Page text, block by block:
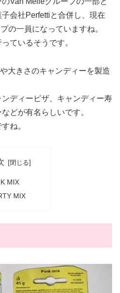
会社Perfettiと合併し、現在
の一員になっていますね。
ているそうです。
大きさのキャンディーを製造
ディーピザ、キャンディー寿
どが有名らしいです。
ね。
MIX
MIX